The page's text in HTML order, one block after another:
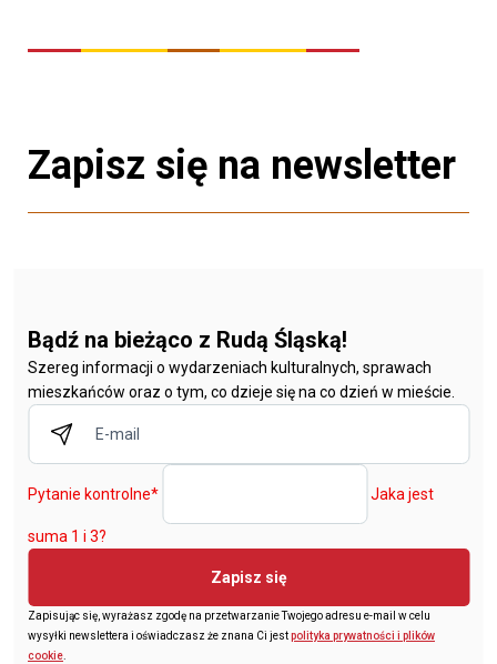
Zapisz się na newsletter
Bądź na bieżąco z Rudą Śląską!
Szereg informacji o wydarzeniach kulturalnych, sprawach
mieszkańców oraz o tym, co dzieje się na co dzień w mieście.
Pytanie kontrolne* Jaka jest
suma 1 i 3?
Zapisz się
Zapisując się, wyrażasz zgodę na przetwarzanie Twojego adresu e-mail w celu
wysyłki newslettera i oświadczasz że znana Ci jestpolityka prywatności i plików
cookie